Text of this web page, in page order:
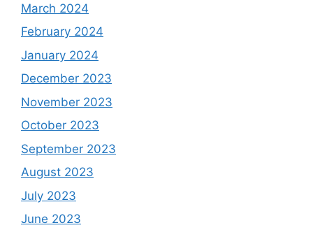
March 2024
February 2024
January 2024
December 2023
November 2023
October 2023
September 2023
August 2023
July 2023
June 2023